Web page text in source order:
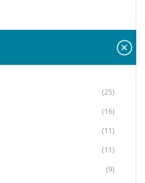
(25)
(16)
(11)
(11)
(9)